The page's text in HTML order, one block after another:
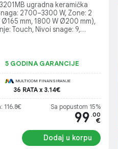
ugradna keramička
2700–3300 W, Zone: 2
Ø165 mm, 1800 W Ø200 mm),
Touch, Nivoi snage: 9,
mjere: 268×490 mm, Težina:
5 GODINA GARANCIJE
MULTICOM FINANSIRANJE
36 RATA x 3.14€
116.8€ Sa popustom 15%
99 .00
€
Dodaj u korpu